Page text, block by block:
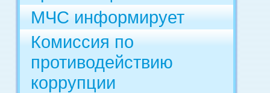
МЧС информирует
Комиссия по
противодействию
коррупции